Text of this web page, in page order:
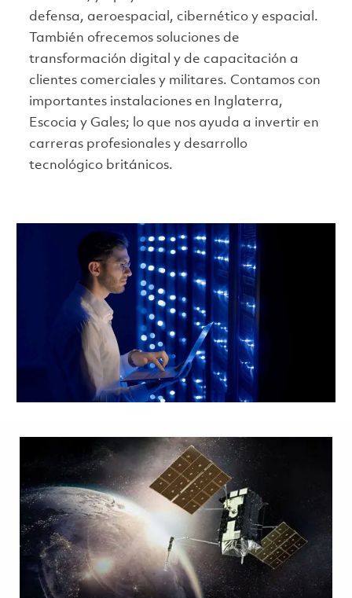
defensa, aeroespacial, cibernético y espacial.
También ofrecemos soluciones de
transformación digital y de capacitación a
clientes comerciales y militares. Contamos con
importantes instalaciones en Inglaterra,
Escocia y Gales; lo que nos ayuda a invertir en
carreras profesionales y desarrollo
tecnológico británicos.